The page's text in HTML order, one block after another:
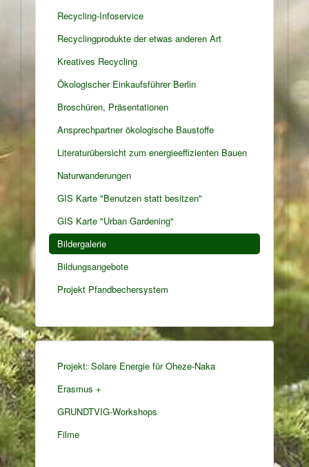
Recycling-Infoservice
Recyclingprodukte der etwas anderen Art
Kreatives Recycling
Ökologischer Einkaufsführer Berlin
Broschüren, Präsentationen
Ansprechpartner ökologische Baustoffe
Literaturübersicht zum energieeffizienten Bauen
Naturwanderungen
GIS Karte "Benutzen statt besitzen"
GIS Karte "Urban Gardening"
Bildergalerie
Bildungsangebote
Projekt Pfandbechersystem
Projekt: Solare Energie für Oheze-Naka
Erasmus +
GRUNDTVIG-Workshops
Filme